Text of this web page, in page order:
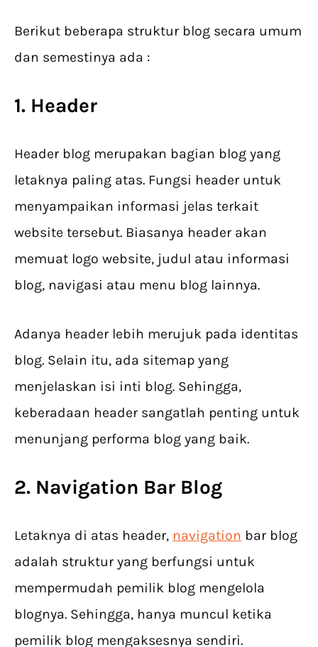
Berikut beberapa struktur blog secara umum
dan semestinya ada :
1. Header
Header blog merupakan bagian blog yang
letaknya paling atas. Fungsi header untuk
menyampaikan informasi jelas terkait
website tersebut. Biasanya header akan
memuat logo website, judul atau informasi
blog, navigasi atau menu blog lainnya.
Adanya header lebih merujuk pada identitas
blog. Selain itu, ada sitemap yang
menjelaskan isi inti blog. Sehingga,
keberadaan header sangatlah penting untuk
menunjang performa blog yang baik.
2. Navigation Bar Blog
Letaknya di atas header, navigation bar blog
adalah struktur yang berfungsi untuk
mempermudah pemilik blog mengelola
blognya. Sehingga, hanya muncul ketika
pemilik blog mengaksesnya sendiri.